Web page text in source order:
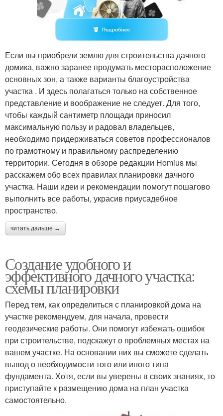
Если вы приобрели землю для строительства дачного
домика, важно заранее продумать месторасположение
основных зон, а также варианты благоустройства
участка . И здесь полагаться только на собственное
представление и воображение не следует. Для того,
чтобы каждый сантиметр площади приносил
максимальную пользу и радовал владельцев,
необходимо придерживаться советов профессионалов
по грамотному и правильному распределению
территории. Сегодня в обзоре редакции Homius мы
расскажем обо всех правилах планировки дачного
участка. Наши идеи и рекомендации помогут пошагово
выполнить все работы, украсив приусадебное
пространство.
читать дальше →
Создание удобного и
эффективного дачного участка:
схемы планировки
Перед тем, как определиться с планировкой дома на
участке рекомендуем, для начала, провести
геодезические работы. Они помогут избежать ошибок
при строительстве, подскажут о проблемных местах на
вашем участке. На основании них вы сможете сделать
вывод о необходимости того или иного типа
фундамента. Хотя, если вы уверены в своих знаниях, то
приступайте к размещению дома на план участка
самостоятельно.